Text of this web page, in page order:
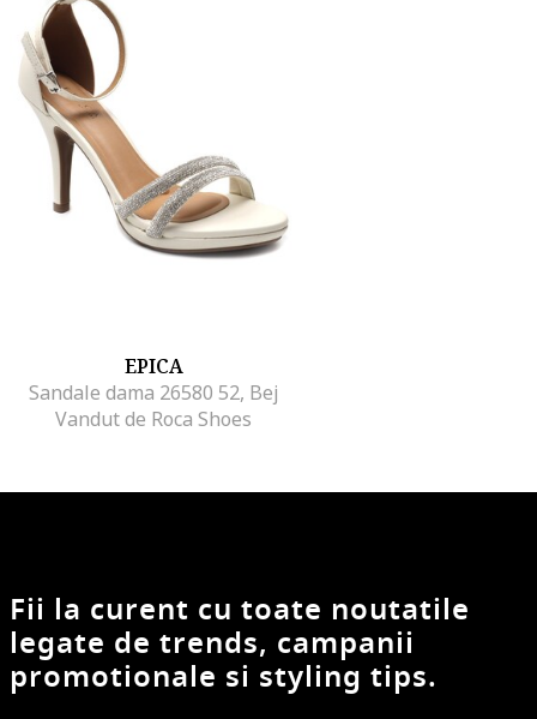
EPICA
Sandale dama 26580 52, Bej
Vandut de Roca Shoes
Fii la curent cu toate noutatile
legate de trends, campanii
promotionale si styling tips.